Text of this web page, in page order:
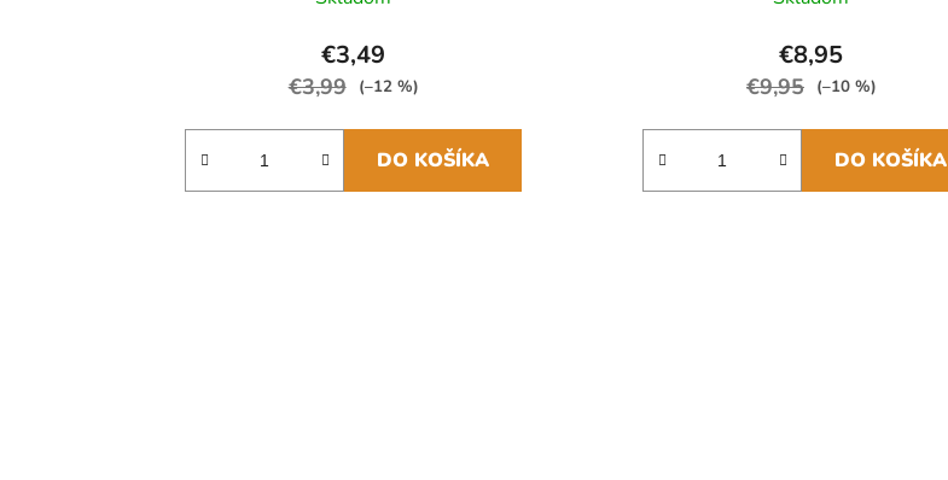
€3,49
€3,99 (–12 %)
DO KOŠÍKA
€8,95
€9,95 (–10 %)
DO KOŠÍKA